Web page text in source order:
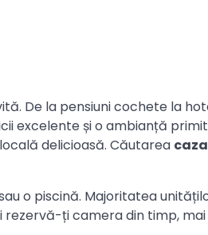
De la pensiuni cochete la
excelente și o ambianță
delicioasă. Căutarea
o piscină. Majoritatea
ți camera din timp, mai